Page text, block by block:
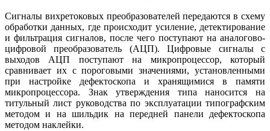
Сигналы вихретоковых преобразователей передаются в схему
обработки данных, где происходит усиление, детектирование
и фильтрация сигналов, после чего поступают на аналогово-
цифровой преобразователь (АЦП). Цифровые сигналы с
выходов АЦП поступают на микропроцессор, который
сравнивает их с пороговыми значениями, установленными
при настройке дефектоскопа и хранящимися в памяти
микропроцессора. Знак утверждения типа наносится на
титульный лист руководства по эксплуатации типографским
методом и на шильдик на передней панели дефектоскопа
методом наклейки.